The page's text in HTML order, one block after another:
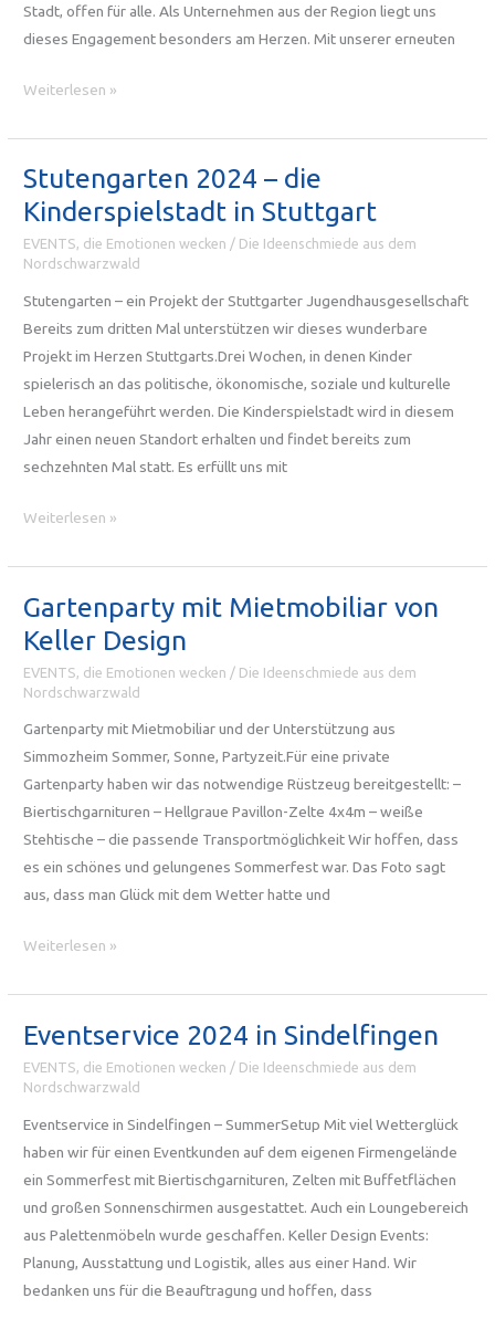
Stadt, offen für alle. Als Unternehmen aus der Region liegt uns
dieses Engagement besonders am Herzen. Mit unserer erneuten
Stutengarten
Keller
Design
unterstützt
erneut
das
in
Stuttgart
Weiterlesen »
Stutengarten 2024 – die
Kinderspielstadt in Stuttgart
EVENTS, die Emotionen wecken / Die Ideenschmiede aus dem
Nordschwarzwald
Stutengarten – ein Projekt der Stuttgarter Jugendhausgesellschaft
Bereits zum dritten Mal unterstützen wir dieses wunderbare
Projekt im Herzen Stuttgarts.Drei Wochen, in denen Kinder
spielerisch an das politische, ökonomische, soziale und kulturelle
Leben herangeführt werden. Die Kinderspielstadt wird in diesem
Jahr einen neuen Standort erhalten und findet bereits zum
sechzehnten Mal statt. Es erfüllt uns mit
Stutengarten
–
die
Kinderspielstadt
in
Stuttgart
Weiterlesen »
Gartenparty mit Mietmobiliar von
Keller Design
EVENTS, die Emotionen wecken / Die Ideenschmiede aus dem
Nordschwarzwald
Gartenparty mit Mietmobiliar und der Unterstützung aus
Simmozheim Sommer, Sonne, Partyzeit.Für eine private
Gartenparty haben wir das notwendige Rüstzeug bereitgestellt: –
Biertischgarnituren – Hellgraue Pavillon-Zelte 4x4m – weiße
Stehtische – die passende Transportmöglichkeit Wir hoffen, dass
es ein schönes und gelungenes Sommerfest war. Das Foto sagt
aus, dass man Glück mit dem Wetter hatte und
Gartenparty
Mietmobiliar
von
Design
Weiterlesen »
Eventservice 2024 in Sindelfingen
EVENTS, die Emotionen wecken / Die Ideenschmiede aus dem
Nordschwarzwald
Eventservice in Sindelfingen – SummerSetup Mit viel Wetterglück
haben wir für einen Eventkunden auf dem eigenen Firmengelände
ein Sommerfest mit Biertischgarnituren, Zelten mit Buffetflächen
und großen Sonnenschirmen ausgestattet. Auch ein Loungebereich
aus Palettenmöbeln wurde geschaffen. Keller Design Events:
Planung, Ausstattung und Logistik, alles aus einer Hand. Wir
bedanken uns für die Beauftragung und hoffen, dass